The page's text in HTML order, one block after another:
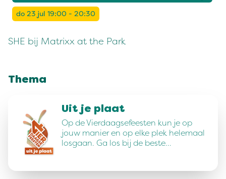
do 23 jul 19:00 - 20:30
SHE bij Matrixx at the Park
Thema
Uit je plaat
Op de Vierdaagsefeesten kun je op
jouw manier en op elke plek helemaal
losgaan. Ga los bij de beste…